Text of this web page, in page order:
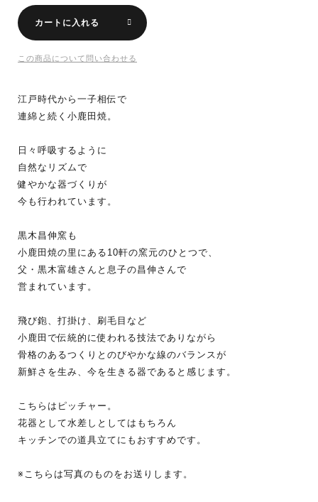
カートに入れる
この商品について問い合わせる
江戸時代から一子相伝で
連綿と続く小鹿田焼。
日々呼吸するように
自然なリズムで
健やかな器づくりが
今も行われています。
黒木昌伸窯も
小鹿田焼の里にある10軒の窯元のひとつで、
父・黒木富雄さんと息子の昌伸さんで
営まれています。
飛び鉋、打掛け、刷毛目など
小鹿田で伝統的に使われる技法でありながら
骨格のあるつくりとのびやかな線のバランスが
新鮮さを生み、今を生きる器であると感じます。
こちらはピッチャー。
花器として水差しとしてはもちろん
キッチンでの道具立てにもおすすめです。
※こちらは写真のものをお送りします。